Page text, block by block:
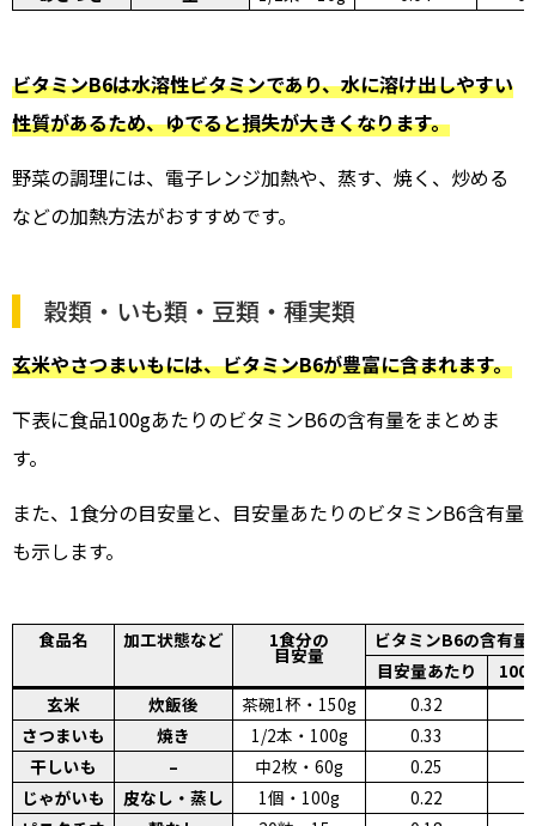
ビタミンB6は水溶性ビタミンであり、水に溶け出しやすい
性質があるため、ゆでると損失が大きくなります。
野菜の調理には、電子レンジ加熱や、蒸す、焼く、炒める
などの加熱方法がおすすめです。
穀類・いも類・豆類・種実類
玄米やさつまいもには、ビタミンB6が豊富に含まれます。
下表に食品100gあたりのビタミンB6の含有量をまとめま
す。
また、1食分の目安量と、目安量あたりのビタミンB6含有量
も示します。
食品名 加工状態など 1食分の
目安量
ビタミンB6の含有
目安量あたり
玄米
炊飯後 茶碗1杯・150g 0.32
さつまいも
焼き 1/2本・100g 0.33
干しいも
– 中2枚・60g 0.25
じゃがいも
皮なし・蒸し 1個・100g 0.22